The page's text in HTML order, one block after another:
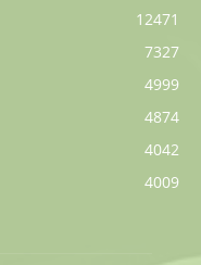
12471
7327
4999
4874
4042
4009